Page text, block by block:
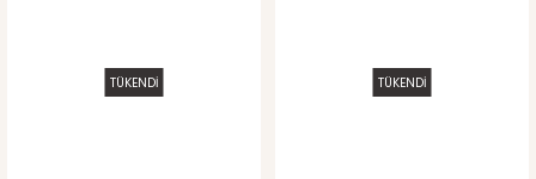
TÜKENDİ TÜKENDİ